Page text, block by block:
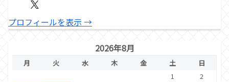
プロフィールを表示 →
2026年8月
月 火 水 木 金 土
日
1
2